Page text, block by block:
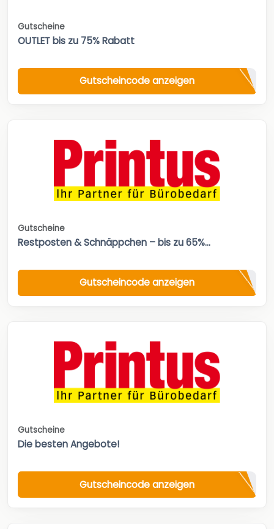
Gutscheine
OUTLET bis zu 75% Rabatt
Gutscheincode anzeigen
Gutscheine
Restposten & Schnäppchen – bis zu 65%...
Gutscheincode anzeigen
Gutscheine
Die besten Angebote!
Gutscheincode anzeigen